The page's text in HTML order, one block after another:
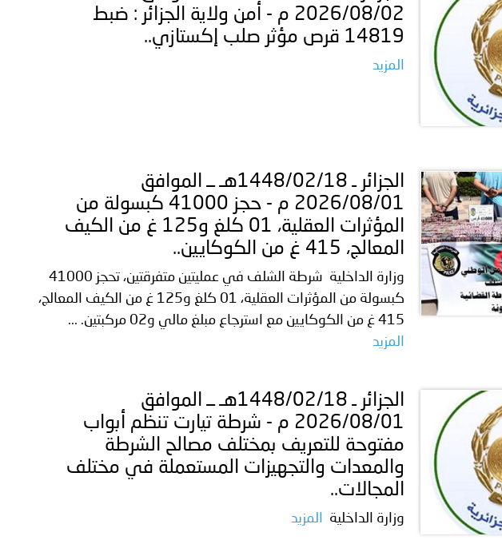
عن الأمانة العامة لمجلس وزراء الداخلية العرب بشأن الاستهداف الإيراني لسفينة إماراتية
2026/08/02 م - أمن ولاية الجزائر : ضبط
14819 قرص مؤثر صلب إكستازي..
المزيد
الجزائر ـ 1448/02/18هـ ــ الموافق
2026/08/01 م - حجز 41000 كبسولة من
المؤثرات العقلية، 01 كلغ و125 غ من الكيف
المعالج، 415 غ من الكوكايين..
وزارة الداخلية شرطة الشلف في عمليتين متفرقتين، تحجز 41000
كبسولة من المؤثرات العقلية، 01 كلغ و125 غ من الكيف المعالج،
415 غ من الكوكايين مع استرجاع مبلغ مالي و02 مركبتين. ...
المزيد
الجزائر ـ 1448/02/18هـ ــ الموافق
2026/08/01 م - شرطة تيارت تنظم أبواب
مفتوحة للتعريف بمختلف مصالح الشرطة
والمعدات والتجهيزات المستعملة في مختلف
المجالات..
وزارة الداخلية المزيد